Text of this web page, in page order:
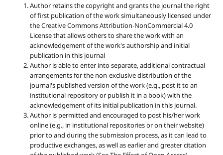
Author retains the copyright and grants the journal the right
of first publication of the work simultaneously licensed under
the Creative Commons Attribution-NonCommercial 4.0
License that allows others to share the work with an
acknowledgement of the work's authorship and initial
publication in this journal
Author is able to enter into separate, additional contractual
arrangements for the non-exclusive distribution of the
journal's published version of the work (e.g., post it to an
institutional repository or publish it in a book) with the
acknowledgement of its initial publication in this journal.
Author is permitted and encouraged to post his/her work
online (e.g., in institutional repositories or on their website)
prior to and during the submission process, as it can lead to
productive exchanges, as well as earlier and greater citation